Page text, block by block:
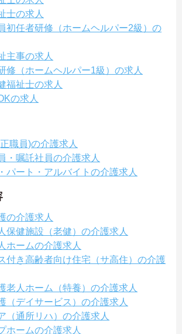
士の求人
初任者研修（ホームヘルパー2級）の
主事の求人
修（ホームヘルパー1級）の求人
福祉士の求人
の求人
職員)の介護求人
・嘱託社員の介護求人
パート・アルバイトの介護求人
の介護求人
保健施設（老健）の介護求人
ホームの介護求人
付き高齢者向け住宅（サ高住）の介護
老人ホーム（特養）の介護求人
（デイサービス）の介護求人
（通所リハ）の介護求人
ホームの介護求人